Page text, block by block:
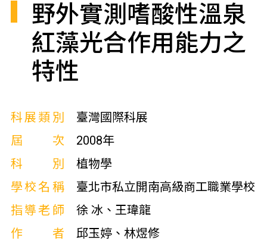
野外實測嗜酸性溫泉
紅藻光合作用能力之
特性
科展類別
臺灣國際科展
屆次
2008年
科別
植物學
學校名稱
臺北市私立開南高級商工職業學校
指導老師
徐 冰、王瑋龍
作者
邱玉婷、林煜修